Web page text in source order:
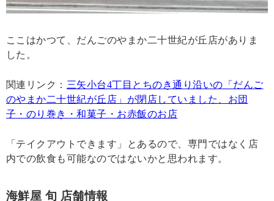
ここはかつて、だんごのやまか二十世紀が丘店がありま
した。
関連リンク： 三矢小台4丁目とちのき通り沿いの「だんご
のやまか二十世紀が丘店」が閉店していました、お団
子・のり巻き・和菓子・お赤飯のお店
「テイクアウトできます」とあるので、専門ではなく店
内での飲食も可能なのではないかと思われます。
海鮮屋 旬 店舗情報